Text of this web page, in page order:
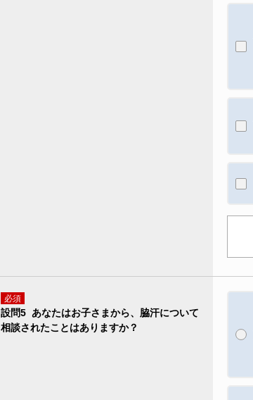
必須
設問5 あなたはお子さまから、脇汗について
相談されたことはありますか？